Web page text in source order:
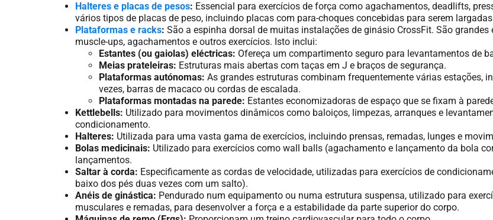
Halteres e placas de pesos: Essencial para exercícios de força como agachamentos, deadlifts,
vários tipos de placas de peso, incluindo placas com para-choques concebidas para serem
Plataformas e racks: São a espinha dorsal de muitas instalações de ginásio CrossFit. São
muscle-ups, agachamentos e outros exercícios. Isto inclui:
Estantes (ou gaiolas) eléctricas: Ofereça um compartimento seguro para levantamentos de
Meias prateleiras: Estruturas mais abertas com taças em J e braços de segurança.
Plataformas autónomas: As grandes estruturas combinam frequentemente várias estações,
vezes, barras de macaco ou cordas de escalada.
Plataformas montadas na parede: Estantes economizadoras de espaço que se fixam à
Kettlebells: Utilizado para movimentos dinâmicos como baloiços, limpezas, arranques e
condicionamento.
Halteres: Utilizada para uma vasta gama de exercícios, incluindo prensas, remadas, lunges e
Bolas medicinais: Utilizado para exercícios como wall balls (agachamento e lançamento da bola
lançamentos.
Saltar à corda: Especificamente as cordas de velocidade, utilizadas para exercícios de
baixo dos pés duas vezes com um salto).
Anéis de ginástica: Pendurado num equipamento ou numa estrutura suspensa, utilizado para
musculares e remadas, para desenvolver a força e a estabilidade da parte superior do corpo.